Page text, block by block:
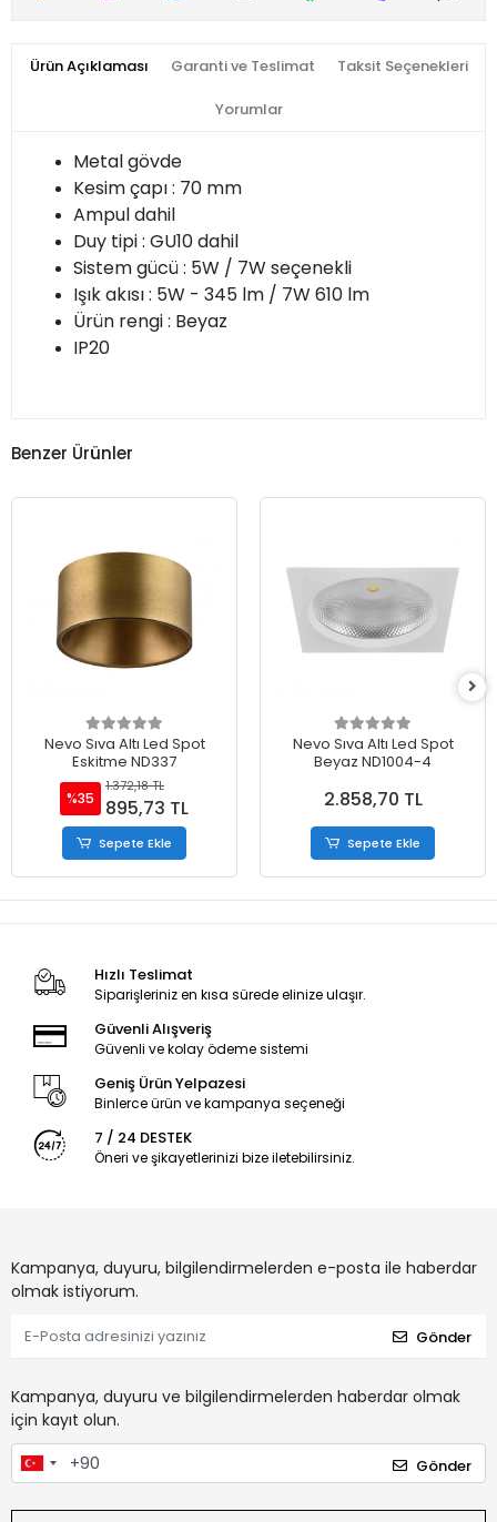
Ürün Açıklaması Garanti ve Teslimat Taksit Seçenekleri
Yorumlar
Metal gövde
Kesim çapı : 70 mm
Ampul dahil
Duy tipi : GU10 dahil
Sistem gücü : 5W / 7W seçenekli
Işık akısı : 5W - 345 lm / 7W 610 lm
Ürün rengi : Beyaz
IP20
Benzer Ürünler
Nevo Sıva Altı Led Spot
Eskitme ND337
%35
1.372,18 TL
895,73 TL
Sepete Ekle
Nevo Sıva Altı Led Spot
Beyaz ND1004-4
2.858,70 TL
Sepete Ekle
Hızlı Teslimat
Siparişleriniz en kısa sürede elinize ulaşır.
Güvenli Alışveriş
Güvenli ve kolay ödeme sistemi
Geniş Ürün Yelpazesi
Binlerce ürün ve kampanya seçeneği
7 / 24 DESTEK
Öneri ve şikayetlerinizi bize iletebilirsiniz.
Kampanya, duyuru, bilgilendirmelerden e-posta ile haberdar
olmak istiyorum.
Gönder
Kampanya, duyuru ve bilgilendirmelerden haberdar olmak
için kayıt olun.
Gönder